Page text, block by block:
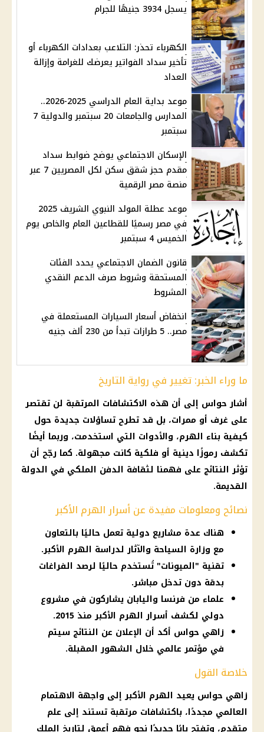
يسجل 3934 جنيهًا للجرام
الكهرباء تحذر: التلاعب بعدادات الكهرباء أو
تأخير سداد الفواتير يعرضك للغرامة وإزالة
العداد
موعد بداية العام الدراسي 2025-2026..
المدارس والجامعات 20 سبتمبر والدولية 7
سبتمبر
الإسكان الاجتماعي يوضح ضوابط سداد
مقدم حجز شقق سكن لكل المصريين 7 عبر
منصة مصر الرقمية
موعد عطلة المولد النبوي الشريف 2025
في مصر رسميًا للقطاعين العام والخاص يوم
الخميس 4 سبتمبر
قانون الضمان الاجتماعي يحدد الفئات
المستحقة وشروط صرف الدعم النقدي
المشروط
انخفاض أسعار السيارات المستعملة في
مصر.. 5 طرازات تبدأ من 230 ألف جنيه
ما وراء الخبر: تغيير في رواية التاريخ
أشار حواس إلى أن هذه الاكتشافات المرتقبة لن تقتصر
على غرف أو ممرات، بل قد تطرح تساؤلات جديدة حول
كيفية بناء الهرم، والأدوات التي استخدمت، وربما أيضًا
تكشف رموزًا دينية أو فلكية كانت مجهولة. كما رجّح أن
تؤثر النتائج على فهمنا لثقافة الدفن الملكي في الدولة
القديمة.
نصائح ومعلومات مفيدة عن أسرار الهرم الأكبر
هناك عدة مشاريع دولية تعمل حاليًا بالتعاون
مع وزارة السياحة والآثار لدراسة الهرم الأكبر.
تقنية "الميونات" تُستخدم حاليًا لرصد الفراغات
بدقة دون تدخل مباشر.
علماء من فرنسا واليابان يشاركون في مشروع
دولي لكشف أسرار الهرم الأكبر منذ 2015.
زاهي حواس أكد أن الإعلان عن النتائج سيتم
في مؤتمر عالمي خلال الشهور المقبلة.
خلاصة القول
زاهي حواس يعيد الهرم الأكبر إلى واجهة الاهتمام
العالمي مجددًا، باكتشافات مرتقبة تستند إلى علم
متقدم، وتفتح بابًا جديدًا نحو فهم أعمق لتاريخ الملك